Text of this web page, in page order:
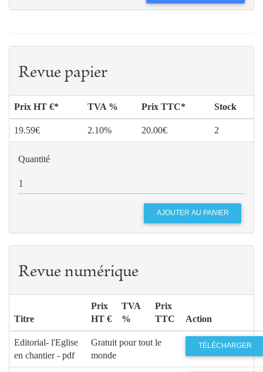
Revue papier
Prix HT €* TVA % Prix TTC* Stock
19.59€ 2.10% 20.00€ 2
Quantité
Revue numérique
Titre
Prix
HT €
TVA
%
Prix
TTC
Action
Editorial- l'Eglise
en chantier - pdf
Gratuit pour tout le
monde
TÉLÉCHARGER